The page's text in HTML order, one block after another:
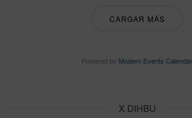
CARGAR MÁS
Powered by Modern Events Calendar
X DIHBU